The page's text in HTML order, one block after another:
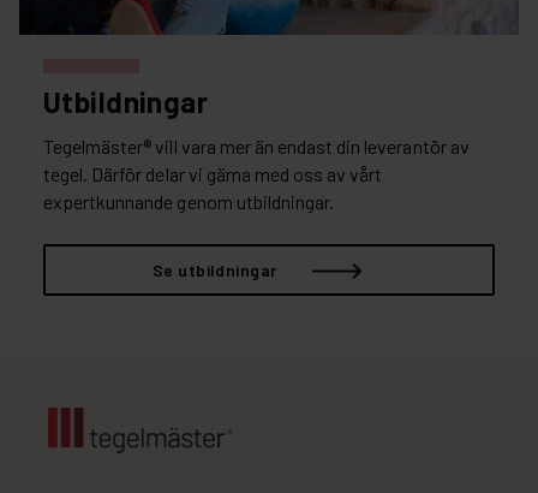
Utbildningar
Tegelmäster® vill vara mer än endast din leverantör av
tegel. Därför delar vi gärna med oss av vårt
expertkunnande genom utbildningar.
Se utbildningar